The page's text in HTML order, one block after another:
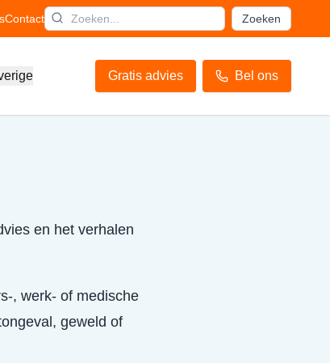
Contact Zoeken
Gratis advies Bel ons
en het verhalen
, werk- of medische
geweld of